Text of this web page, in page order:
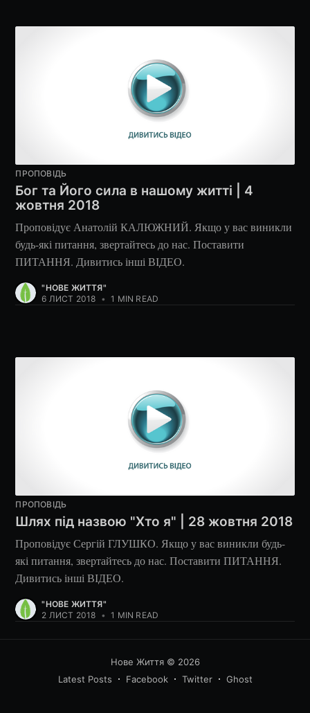
ПРОПОВІДЬ
Бог та Його сила в нашому житті | 4
жовтня 2018
Проповідує Анатолій КАЛЮЖНИЙ. Якщо у вас виникли
будь-які питання, звертайтесь до нас. Поставити
ПИТАННЯ. Дивитись інші ВІДЕО.
"НОВЕ ЖИТТЯ"
6 ЛИСТ 2018 • 1 MIN READ
ПРОПОВІДЬ
Шлях під назвою "Хто я" | 28 жовтня 2018
Проповідує Сергій ГЛУШКО. Якщо у вас виникли будь-
які питання, звертайтесь до нас. Поставити ПИТАННЯ.
Дивитись інші ВІДЕО.
"НОВЕ ЖИТТЯ"
2 ЛИСТ 2018 • 1 MIN READ
Нове Життя© 2026
Latest Posts
Facebook Twitter Ghost